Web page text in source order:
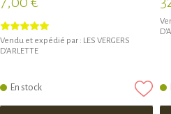
Vendu et expédié par : LES VERGERS
D'ARLETTE
En stock